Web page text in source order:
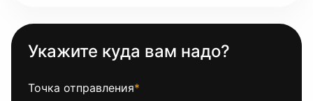
Укажите куда вам надо?
Точка отправления*